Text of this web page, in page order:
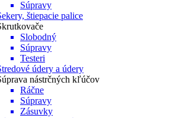
Súpravy
štiepacie palice
Slobodný
Súpravy
Testeri
údery a údery
nástrčných kľúčov
Ráčne
Súpravy
Zásuvky